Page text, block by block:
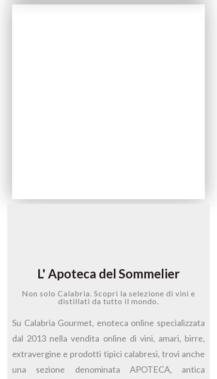
L' Apoteca del Sommelier
Non solo Calabria. Scopri la selezione di vini e
distillati da tutto il mondo.
Su Calabria Gourmet, enoteca online specializzata
dal 2013 nella vendita online di vini, amari, birre,
extravergine e prodotti tipici calabresi, trovi anche
una sezione denominata APOTECA, antica